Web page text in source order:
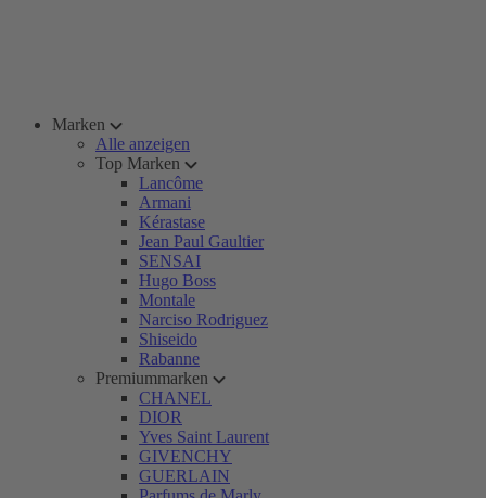
Marken
Alle anzeigen
Top Marken
Lancôme
Armani
Kérastase
Jean Paul Gaultier
SENSAI
Hugo Boss
Montale
Narciso Rodriguez
Shiseido
Rabanne
Premiummarken
CHANEL
DIOR
Yves Saint Laurent
GIVENCHY
GUERLAIN